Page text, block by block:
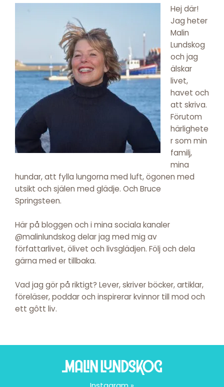
Hej där!
Jag heter
Malin
Lundskog
och jag
älskar
livet,
havet och
att skriva.
Förutom
härlighete
r som min
familj,
mina
hundar, att fylla lungorna med luft, ögonen med
utsikt och själen med glädje. Och Bruce
Springsteen.
Här på bloggen och i mina sociala kanaler
@malinlundskog delar jag med mig av
författarlivet, ölivet och livsglädjen. Följ och dela
gärna med er tillbaka.
Vad jag gör på riktigt? Lever, skriver böcker, artiklar,
föreläser, poddar och inspirerar kvinnor till mod och
ett gôtt liv.